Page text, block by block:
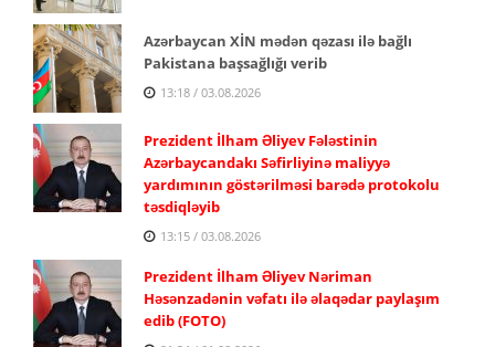
Azərbaycan XİN mədən qəzası ilə bağlı
Pakistana başsağlığı verib
13:18 / 03.08.2026
Prezident İlham Əliyev Fələstinin
Azərbaycandakı Səfirliyinə maliyyə
yardımının göstərilməsi barədə protokolu
təsdiqləyib
13:15 / 03.08.2026
Prezident İlham Əliyev Nəriman
Həsənzadənin vəfatı ilə əlaqədar paylaşım
edib (FOTO)